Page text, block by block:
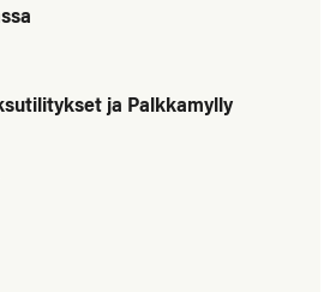
ja Palkkamylly